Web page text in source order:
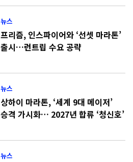
뉴스
프리즘, 인스파이어와 ‘선셋 마라톤’
출시…런트립 수요 공략
뉴스
상하이 마라톤, ‘세계 9대 메이저’
승격 가시화… 2027년 합류 ‘청신호’
뉴스